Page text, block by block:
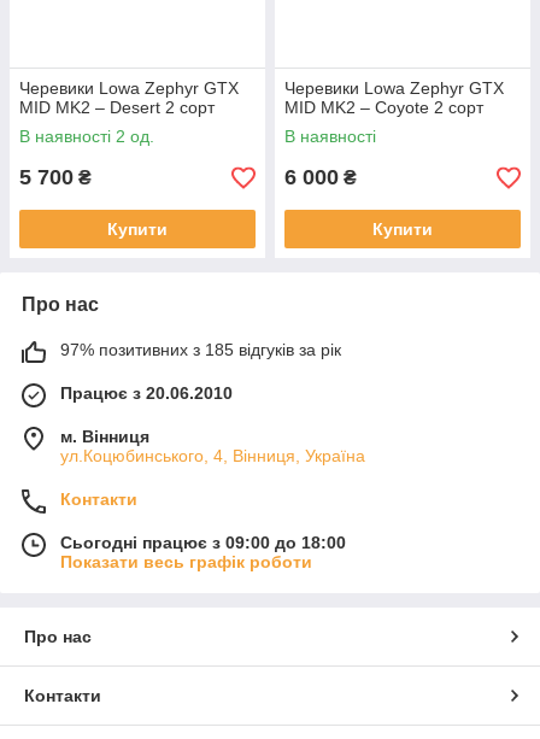
Черевики Lowa Zephyr GTX
MID MK2 – Desert 2 сорт
В наявності 2 од.
5 700 ₴
Купити
Черевики Lowa Zephyr GTX
MID MK2 – Coyote 2 сорт
В наявності
6 000 ₴
Купити
Про нас
97% позитивних з 185 відгуків за рік
Працює з 20.06.2010
м. Вінниця
ул.Коцюбинського, 4, Вінниця, Україна
Контакти
Сьогодні працює з 09:00 до 18:00
Показати весь графік роботи
Про нас
Контакти